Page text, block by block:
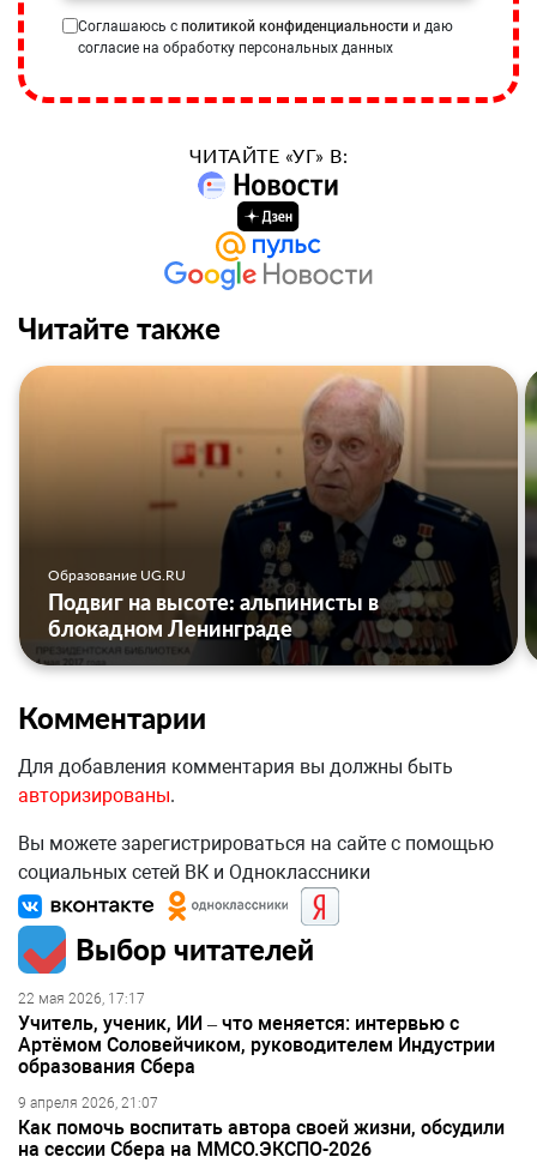
Соглашаюсь с политикой конфиденциальности и даю
согласие на обработку персональных данных
ЧИТАЙТЕ «УГ» В:
Читайте также
Образование UG.RU
Подвиг на высоте: альпинисты в
блокадном Ленинграде
Комментарии
Для добавления комментария вы должны быть
авторизированы.
Вы можете зарегистрироваться на сайте с помощью
социальных сетей ВК и Одноклассники
Выбор читателей
22 мая 2026, 17:17
Учитель, ученик, ИИ – что меняется: интервью с
Артёмом Соловейчиком, руководителем Индустрии
образования Сбера
9 апреля 2026, 21:07
Как помочь воспитать автора своей жизни, обсудили
на сессии Сбера на ММСО.ЭКСПО-2026